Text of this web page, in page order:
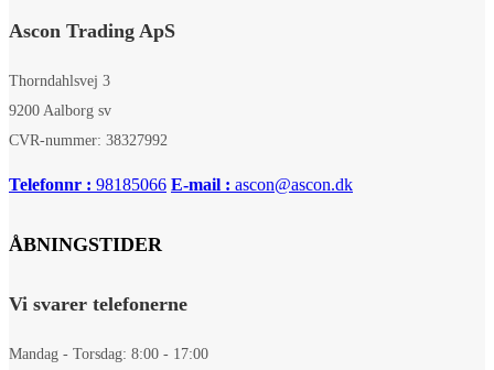
Ascon Trading ApS
Thorndahlsvej 3
9200 Aalborg sv
CVR-nummer: 38327992
Telefonnr : 98185066 E-mail : ascon@ascon.dk
ÅBNINGSTIDER
Vi svarer telefonerne
Mandag - Torsdag: 8:00 - 17:00